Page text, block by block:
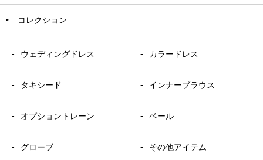
コレクション
ウェディングドレス カラードレス
タキシード インナーブラウス
オプショントレーン ベール
グローブ その他アイテム